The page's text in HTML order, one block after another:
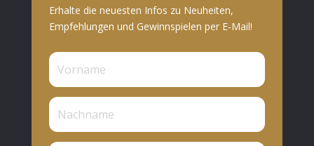
Erhalte die neuesten Infos zu Neuheiten,
Empfehlungen und Gewinnspielen per E-Mail!